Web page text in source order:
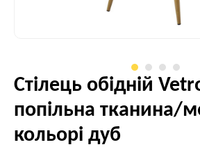
Стілець обідній
попільна тканина/
кольорі дуб